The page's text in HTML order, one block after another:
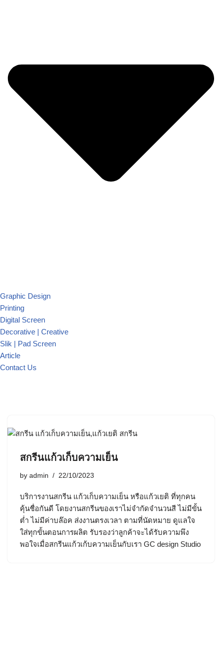
Graphic Design
Printing
Digital Screen
Decorative | Creative
Slik | Pad Screen
Article
Contact Us
สกรีนแก้วเก็บความเย็น
by admin 22/10/2023
บริการงานสกรีน แก้วเก็บความเย็น หรือแก้วเยติ ที่ทุกคน
คุ้นชื่อกันดี โดยงานสกรีนของเราไม่จำกัดจำนวนสี ไม่มีขั้น
ต่ำ ไม่มีค่าบล๊อค ส่งงานตรงเวลา ตามที่นัดหมาย ดูแลใจ
ใส่ทุกขั้นตอนการผลิต รับรองว่าลูกค้าจะได้รับความพึง
พอใจเมื่อสกรีนแก้วเก้บความเย็นกับเรา GC design Studio